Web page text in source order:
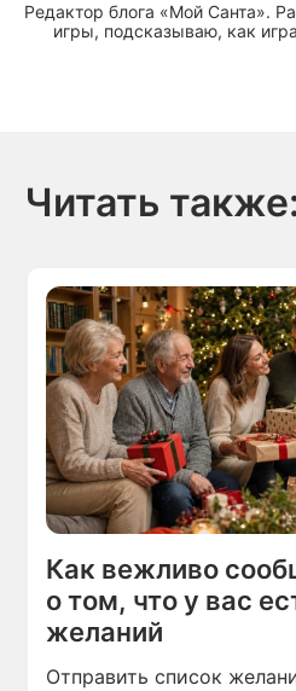
Редактор блога «Мой Санта».
игры, подсказываю, как
Читать также:
Как вежливо
о том, что у вас
желаний
Отправить список